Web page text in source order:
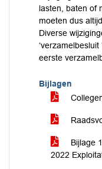
lasten, baten of
moeten dus
Diverse
eerste
Bijlagen
Bijlage
2022